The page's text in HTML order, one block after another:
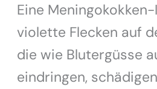
Eine
violette Flecken auf
die wie Blutergüsse
eindringen,